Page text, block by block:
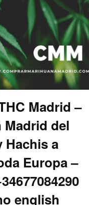
Madrid –
Madrid del
Hachis a
Europa –
english